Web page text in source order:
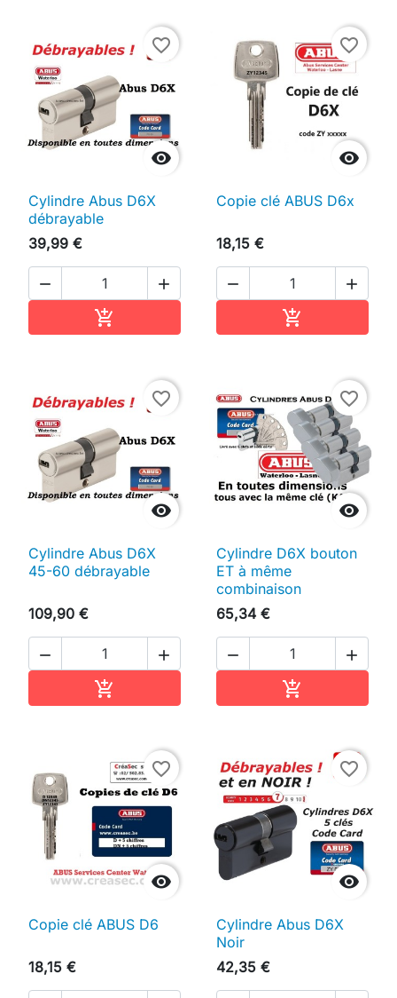

favorite_border
Cylindre Abus D6X
débrayable
39,99 €
 


favorite_border
Copie clé ABUS D6x
18,15 €
 


favorite_border
Cylindre Abus D6X
45-60 débrayable
109,90 €
 


favorite_border
Cylindre D6X bouton
ET à même
combinaison
65,34 €
 


favorite_border
Copie clé ABUS D6
18,15 €

favorite_border
Cylindre Abus D6X
Noir
42,35 €